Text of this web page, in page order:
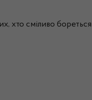
хто сміливо